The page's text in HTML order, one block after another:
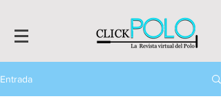
Entrada